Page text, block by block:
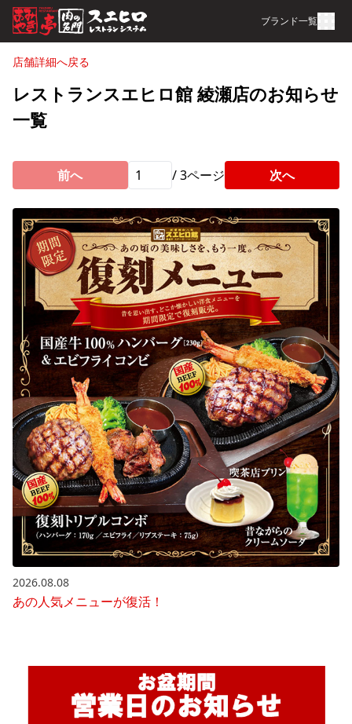
ブランド一覧
店舗詳細へ戻る
レストランスエヒロ館 綾瀬店のお知らせ
一覧
前へ /3ページ 次へ
2026.08.08
あの人気メニューが復活！